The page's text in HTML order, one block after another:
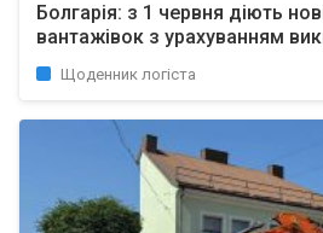
Болгарія: з 1 червня діють
вантажівок з урахуванням
Щоденник логіста